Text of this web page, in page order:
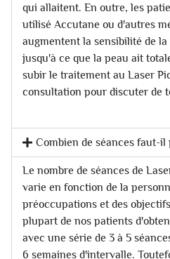
qui allaitent. En outre, les
utilisé Accutane ou d'autres
augmentent la sensibilité de
jusqu'à ce que la peau ait
subir le traitement au Laser
consultation pour discuter de
Combien de séances faut-il
Le nombre de séances de
varie en fonction de la
préoccupations et des
plupart de nos patients
avec une série de 3 à 5
6 semaines d'intervalle.